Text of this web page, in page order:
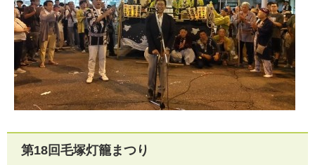
第18回毛塚灯籠まつり